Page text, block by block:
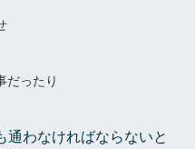
だったり
通わなければならないと